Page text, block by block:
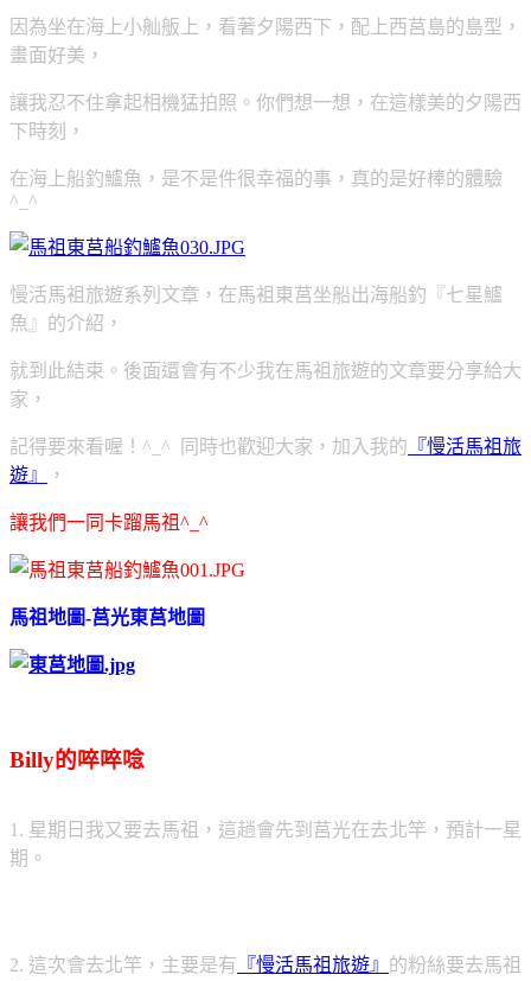
因為坐在海上小舢舨上，看著夕陽西下，配上西莒島的島型，
畫面好美，
讓我忍不住拿起相機猛拍照。你們想一想，在這樣美的夕陽西
下時刻，
在海上船釣鱸魚，是不是件很幸福的事，真的是好棒的體驗
^_^
慢活馬祖旅遊系列文章，在馬祖東莒坐船出海船釣『七星鱸
魚』的介紹，
就到此結束。後面還會有不少我在馬祖旅遊的文章要分享給大
家，
記得要來看喔！^_^ 同時也歡迎大家，加入我的 『慢活馬祖旅
遊』
，
讓我們一同卡蹓馬祖^_^
馬祖地圖-莒光東莒地圖
Billy的啐啐唸
1. 星期日我又要去馬祖，這趟會先到莒光在去北竿，預計一星
期。
2. 這次會去北竿，主要是有 『慢活馬祖旅遊』 的粉絲要去馬祖